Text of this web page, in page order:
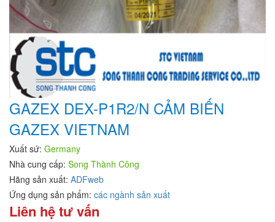
GAZEX DEX-P1R2/N CẢM BIẾN
GAZEX VIETNAM
Xuất sứ: Germany
Nhà cung cấp: Song Thành Công
Hãng sản xuất: ADFweb
Ứng dụng sản phẩm: các ngành sản xuất
Liên hệ tư vấn